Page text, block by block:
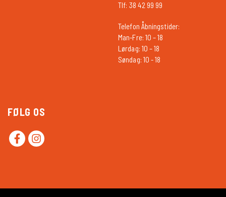
Tlf: 38 42 99 99
Telefon Åbningstider:
Man-Fre: 10 – 18
Lørdag: 10 – 18
Søndag: 10 - 18
FØLG OS